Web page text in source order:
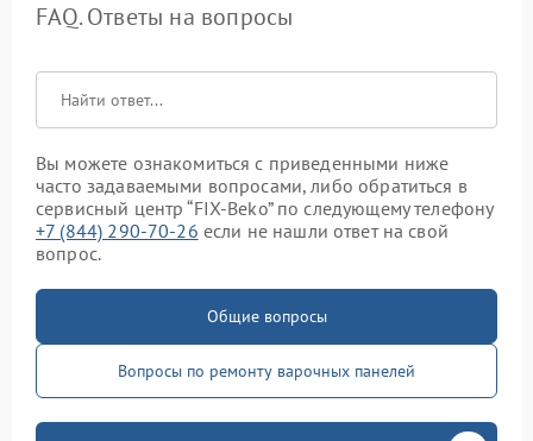
FAQ. Ответы на вопросы
Вы можете ознакомиться с приведенными ниже
часто задаваемыми вопросами, либо обратиться в
сервисный центр “FIX-Beko” по следующему телефону
+7 (844) 290-70-26 если не нашли ответ на свой
вопрос.
Общие вопросы
Вопросы по ремонту варочных панелей